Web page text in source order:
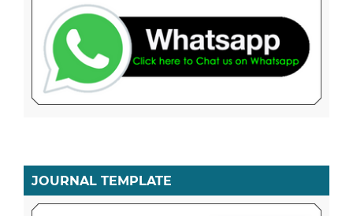
JOURNAL TEMPLATE